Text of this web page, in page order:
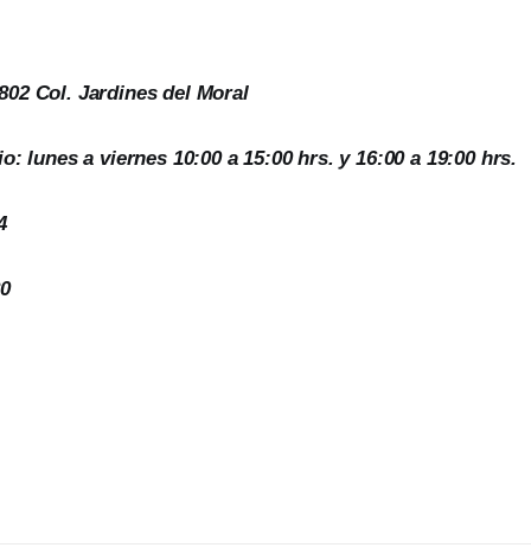
Col. Jardines del Moral
lunes a viernes 10:00 a 15:00 hrs. y 16:00 a 19:00 hrs.